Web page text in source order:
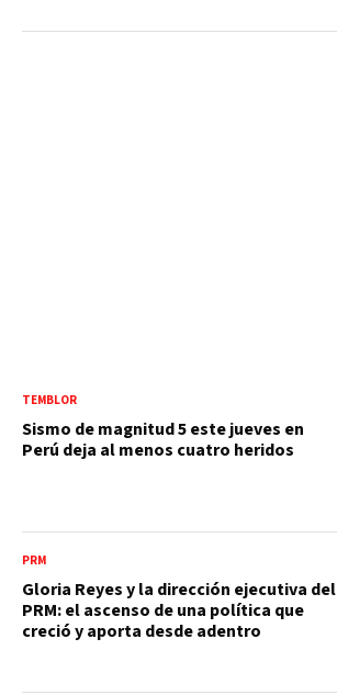
TEMBLOR
Sismo de magnitud 5 este jueves en
Perú deja al menos cuatro heridos
PRM
Gloria Reyes y la dirección ejecutiva del
PRM: el ascenso de una política que
creció y aporta desde adentro